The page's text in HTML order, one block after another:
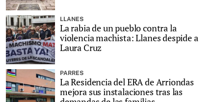
LLANES
La rabia de un pueblo contra la
violencia machista: Llanes despide a
Laura Cruz
PARRES
La Residencia del ERA de Arriondas
mejora sus instalaciones tras las